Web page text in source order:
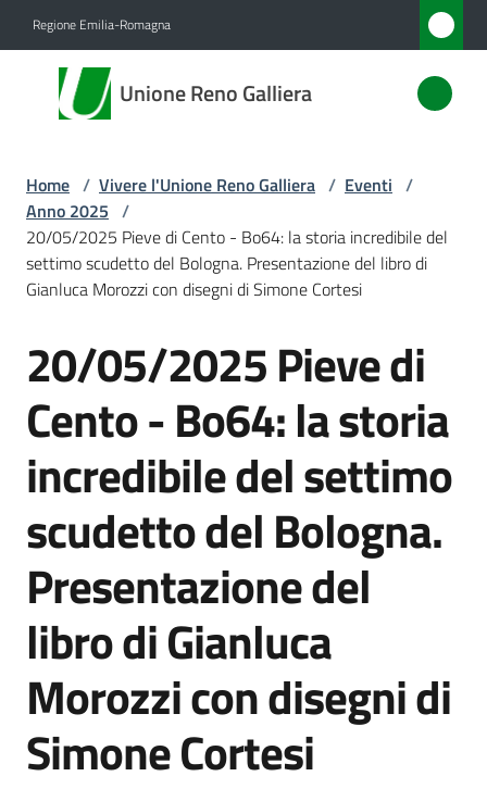
Regione Emilia-Romagna
Unione Reno Galliera
Unione
Reno
Amministrazione
Novità
Servizi
Vivere
l'Unione
Menu selezionato
Amministrazione
trasparente
Tutti
gli
argomenti...
Home / Vivere l'Unione Reno Galliera / Eventi /
Anno 2025 /
20/05/2025 Pieve di Cento - Bo64: la storia incredibile del
settimo scudetto del Bologna. Presentazione del libro di
Gianluca Morozzi con disegni di Simone Cortesi
Salta al contenuto
20/05/2025 Pieve di
Cento - Bo64: la storia
incredibile del settimo
scudetto del Bologna.
Presentazione del
libro di Gianluca
Morozzi con disegni di
Simone Cortesi